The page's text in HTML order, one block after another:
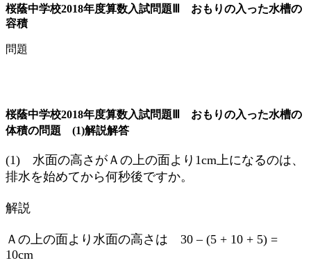
桜蔭中学校2018年度算数入試問題Ⅲ おもりの入った水槽の
容積
問題
桜蔭中学校2018年度算数入試問題Ⅲ おもりの入った水槽の
体積の問題 (1)解説解答
(1) 水面の高さがＡの上の面より1cm上になるのは、
排水を始めてから何秒後ですか。
解説
Ａの上の面より水面の高さは 30 – (5 + 10 + 5) =
10cm